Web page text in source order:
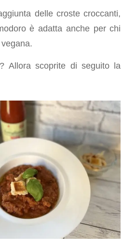
delle croste croccanti,
è adatta anche per chi
Allora scoprite di seguito la